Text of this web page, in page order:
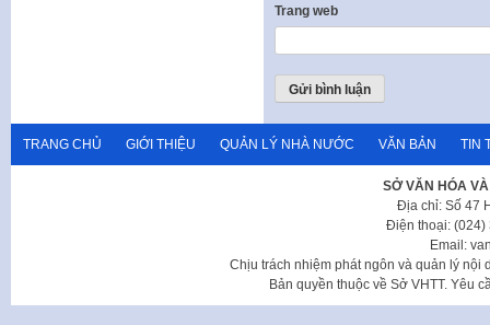
Trang web
TRANG CHỦ GIỚI THIỆU QUẢN LÝ NHÀ NƯỚC VĂN BẢN TIN
SỞ VĂN HÓA
Địa chỉ: Số 47
Điện thoại: (024)
Email:
Chịu trách nhiệm phát ngôn và quản lý nội
Bản quyền thuộc về Sở VHTT. Yêu